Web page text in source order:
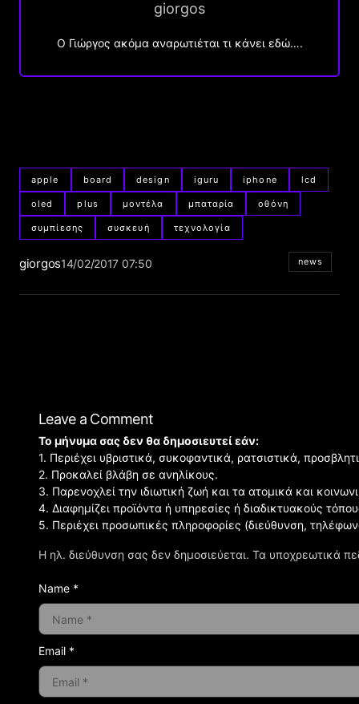
giorgos
Ο Γιώργος ακόμα αναρωτιέται τι κάνει εδώ….
apple board design iguru iphone lcd
oled plus μοντέλα μπαταρία οθόνη
συμπίεσης συσκευή τεχνολογία
giorgos14/02/2017 07:50 news
Leave a Comment
Η ηλ. διεύθυνση σας δεν δημοσιεύεται. Τα υποχρεωτικά
Το μήνυμα σας δεν θα δημοσιευτεί εάν:
1. Περιέχει υβριστικά, συκοφαντικά, ρατσιστικά,
2. Προκαλεί βλάβη σε ανηλίκους.
3. Παρενοχλεί την ιδιωτική ζωή και τα ατομικά και
4. Διαφημίζει προϊόντα ή υπηρεσίες ή διαδικτυακούς
5. Περιέχει προσωπικές πληροφορίες (διεύθυνση,
Name *
Email *